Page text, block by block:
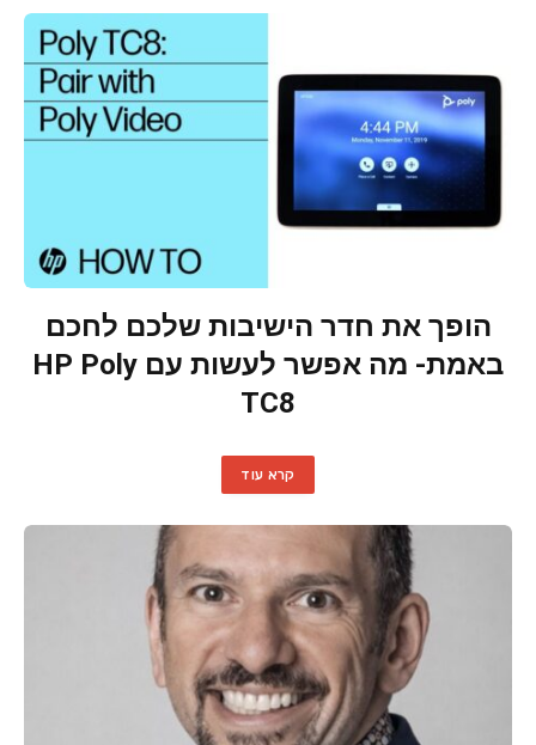
הופך את חדר הישיבות שלכם לחכם
באמת- מה אפשר לעשות עם HP Poly
TC8
קרא עוד